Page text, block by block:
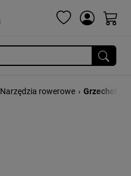
Narzędzia rowerowe › Grzechotki